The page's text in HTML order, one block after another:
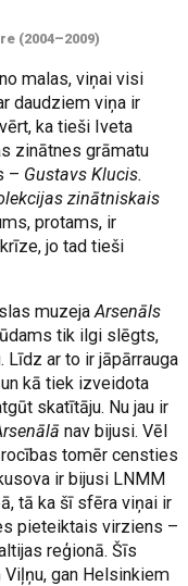
(2004–2009)
malas, viņai visi
daudziem viņa ir
ka tieši Iveta
zinātnes grāmatu
– Gustavs Klucis.
zinātniskais
protams, ir
jo tad tieši
muzejaArsenāls
tik ilgi slēgts,
Līdz ar to ir jāpārrauga
kā tiek izveidota
skatītāju. Nu jau ir
nav bijusi. Vēl
tomēr censties
ir bijusi LNMM
tā ka šī sfēra viņai ir
pieteiktais virziens –
reģionā. Šīs
gan Helsinkiem